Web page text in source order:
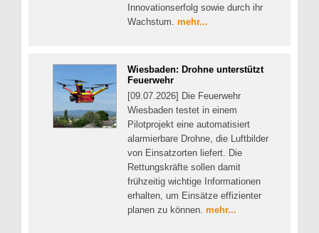
Innovationserfolg sowie durch ihr
Wachstum. mehr...
Wiesbaden: Drohne unterstützt
Feuerwehr
[09.07.2026] Die Feuerwehr
Wiesbaden testet in einem
Pilotprojekt eine automatisiert
alarmierbare Drohne, die Luftbilder
von Einsatzorten liefert. Die
Rettungskräfte sollen damit
frühzeitig wichtige Informationen
erhalten, um Einsätze effizienter
planen zu können. mehr...